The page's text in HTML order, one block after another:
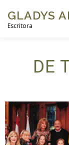
GLADYS
Escritora
DE